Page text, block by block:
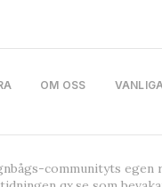
OM OSS
communityts egen